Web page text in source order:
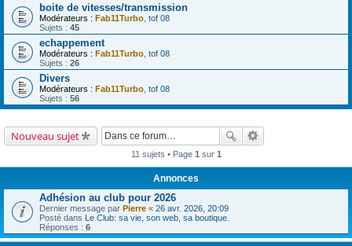
boite de vitesses/transmission
Modérateurs : Fab11Turbo tof 08
Sujets : 45
echappement
Modérateurs : Fab11Turbo tof 08
Sujets : 26
Divers
Modérateurs : Fab11Turbo tof 08
Sujets : 56
Nouveau sujet
11 sujets • Page 1 sur 1
Annonces
Adhésion au club pour 2026
Dernier message par Pierre « 26 avr. 2026, 20:09
Posté dans Le Club: sa vie, son web, sa boutique.
Réponses : 6